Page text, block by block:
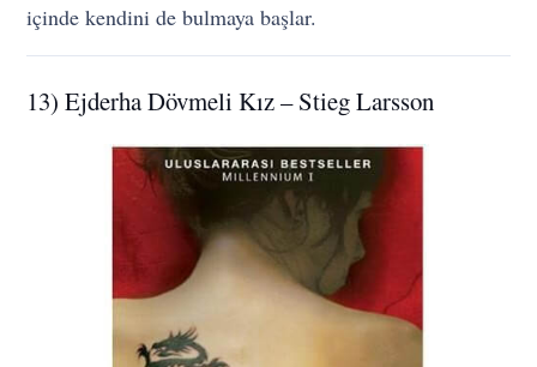
içinde kendini de bulmaya başlar.
13) Ejderha Dövmeli Kız – Stieg Larsson